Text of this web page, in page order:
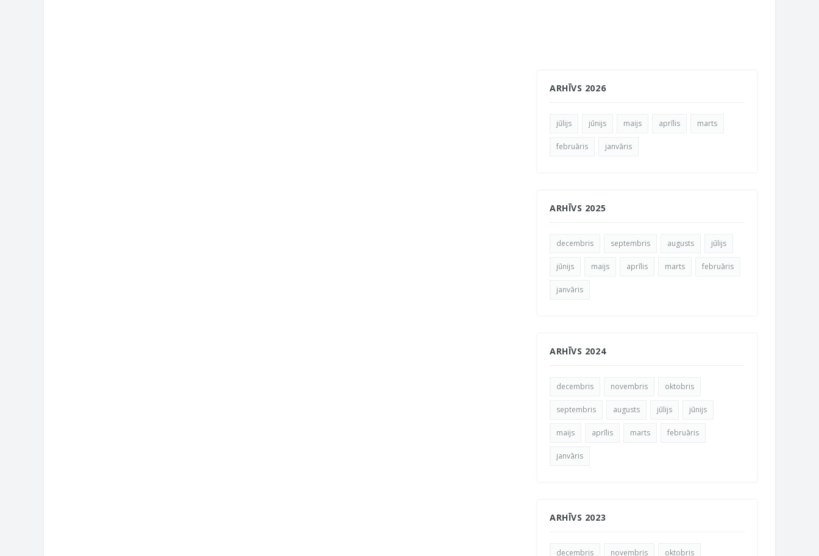
ARHĪVS 2026
jūlijs jūnijs maijs aprīlis marts
februāris janvāris
ARHĪVS 2025
decembris septembris augusts jūlijs
jūnijs maijs aprīlis marts februāris
janvāris
ARHĪVS 2024
decembris novembris oktobris
septembris augusts jūlijs jūnijs
maijs aprīlis marts februāris
janvāris
ARHĪVS 2023
decembris novembris oktobris